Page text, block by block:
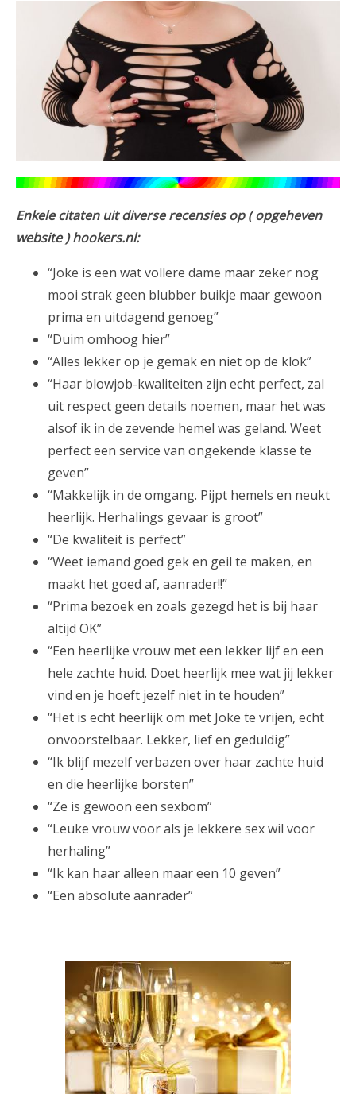
Enkele citaten uit diverse recensies op ( opgeheven
website ) hookers.nl:
“Joke is een wat vollere dame maar zeker nog
mooi strak geen blubber buikje maar gewoon
prima en uitdagend genoeg”
“Duim omhoog hier”
“Alles lekker op je gemak en niet op de klok”
“Haar blowjob-kwaliteiten zijn echt perfect, zal
uit respect geen details noemen, maar het was
alsof ik in de zevende hemel was geland. Weet
perfect een service van ongekende klasse te
geven”
“Makkelijk in de omgang. Pijpt hemels en neukt
heerlijk. Herhalings gevaar is groot”
“De kwaliteit is perfect”
“Weet iemand goed gek en geil te maken, en
maakt het goed af, aanrader!!”
“Prima bezoek en zoals gezegd het is bij haar
altijd OK”
“Een heerlijke vrouw met een lekker lijf en een
hele zachte huid. Doet heerlijk mee wat jij lekker
vind en je hoeft jezelf niet in te houden”
“Het is echt heerlijk om met Joke te vrijen, echt
onvoorstelbaar. Lekker, lief en geduldig”
“Ik blijf mezelf verbazen over haar zachte huid
en die heerlijke borsten”
“Ze is gewoon een sexbom”
“Leuke vrouw voor als je lekkere sex wil voor
herhaling”
“Ik kan haar alleen maar een 10 geven”
“Een absolute aanrader”